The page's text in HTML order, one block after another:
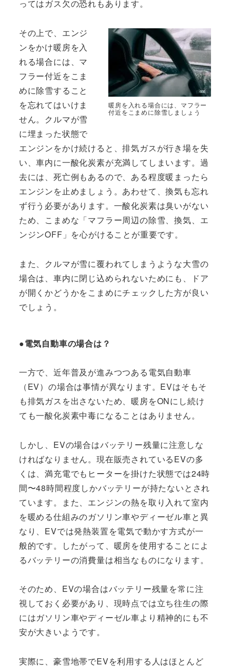
ってはガス欠の恐れもあります。
暖房を入れる場合には、マフラー
付近をこまめに除雪しましょう
その上で、エンジ
ンをかけ暖房を入
れる場合には、マ
フラー付近をこま
めに除雪すること
を忘れてはいけま
せん。クルマが雪
に埋まった状態で
エンジンをかけ続けると、排気ガスが行き場を失
い、車内に一酸化炭素が充満してしまいます。過
去には、死亡例もあるので、ある程度暖まったら
エンジンを止めましょう。あわせて、換気も忘れ
ず行う必要があります。一酸化炭素は臭いがない
ため、こまめな「マフラー周辺の除雪、換気、エ
ンジンOFF」を心がけることが重要です。
また、クルマが雪に覆われてしまうような大雪の
場合は、車内に閉じ込められないためにも、ドア
が開くかどうかをこまめにチェックした方が良い
でしょう。
●電気自動車の場合は？
一方で、近年普及が進みつつある電気自動車
（EV）の場合は事情が異なります。EVはそもそ
も排気ガスを出さないため、暖房をONにし続け
ても一酸化炭素中毒になることはありません。
しかし、EVの場合はバッテリー残量に注意しな
ければなりません。現在販売されているEVの多
くは、満充電でもヒーターを掛けた状態では24時
間〜48時間程度しかバッテリーが持たないとされ
ています。また、エンジンの熱を取り入れて室内
を暖める仕組みのガソリン車やディーゼル車と異
なり、EVでは発熱装置を電気で動かす方式が一
般的です。したがって、暖房を使用することによ
るバッテリーの消費量は相当なものになります。
そのため、EVの場合はバッテリー残量を常に注
視しておく必要があり、現時点では立ち往生の際
にはガソリン車やディーゼル車より精神的にも不
安が大きいようです。
実際に、豪雪地帯でEVを利用する人はほとんど